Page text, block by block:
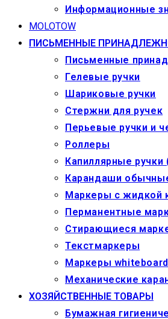
Информационные
MOLOTOW
ПИСЬМЕННЫЕ
Письменные
Гелевые ручки
Шариковые ручки
Стержни для ручек
Перьевые ручки и
Роллеры
Капиллярные ручки
Карандаши
Маркеры c жидкой
Перманентные
Стирающиеся
Текстмаркеры
Маркеры
Механические
ХОЗЯЙСТВЕННЫЕ ТОВАРЫ
Бумажная